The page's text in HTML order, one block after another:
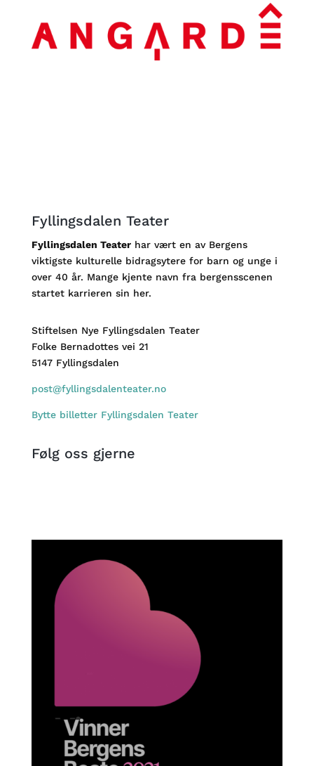
Fyllingsdalen Teater
Fyllingsdalen Teaterhar vært en av Bergens
viktigste kulturelle bidragsytere for barn og unge i
over 40 år. Mange kjente navn fra bergensscenen
startet karrieren sin her.
Stiftelsen Nye Fyllingsdalen Teater
Folke Bernadottes vei 21
5147 Fyllingsdalen
post@fyllingsdalenteater.no
Bytte billetter Fyllingsdalen Teater
Følg oss gjerne